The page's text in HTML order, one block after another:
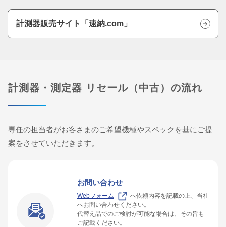
計測器販売サイト「速納.com」
計測器・測定器 リセール（中古）の流れ
専任の担当者がお客さまのご希望機種やスペックを基にご提
案をさせていただきます。
お問い合わせ
Webフォーム
へ依頼内容を記載の上、当社
へお問い合わせください。
代替え品でのご検討が可能な場合は、その旨も
ご記載ください。